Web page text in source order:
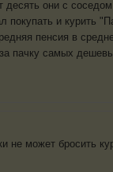
они с
покупать и курить
пенсия в
пачку самых
не может бросить